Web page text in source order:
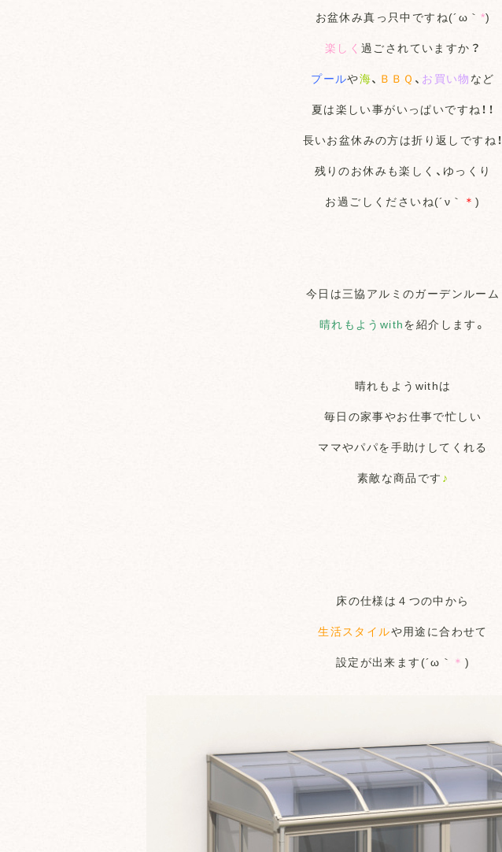
お盆休み真っ只中ですね(´ω｀ *)
楽しく過ごされていますか？
プールや海、 ＢＢＱ 、 お買い物 など
夏は楽しい事がいっぱいですね！！
長いお盆休みの方は折り返しですね！
残りのお休みも楽しく、ゆっくり
お過ごしくださいね(´ν｀ ＊)
今日は三協アルミのガーデンルーム
晴れもようwithを紹介します。
晴れもようwithは
毎日の家事やお仕事で忙しい
ママやパパを手助けしてくれる
素敵な商品です ♪
床の仕様は４つの中から
生活スタイルや用途に合わせて
設定が出来ます(´ω｀ ＊ )